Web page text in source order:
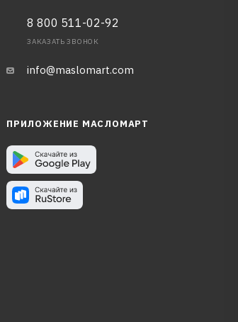
8 800 511-02-92
ЗАКАЗАТЬ ЗВОНОК
info@maslomart.com
ПРИЛОЖЕНИЕ МАСЛОМАРТ